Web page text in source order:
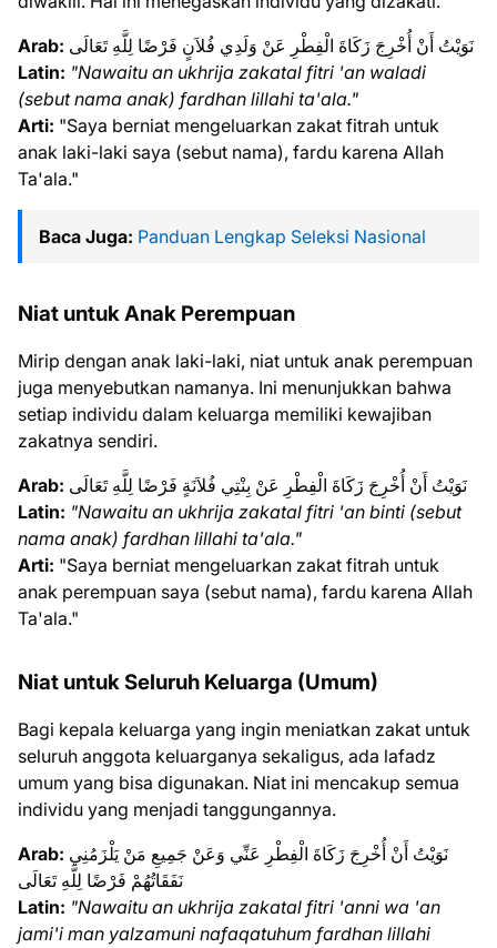
Arab: نَوَيْتُ أَنْ أُخْرِجَ زَكَاةَ الْفِطْرِ عَنْ وَلَدِي فُلاَنٍ فَرْضًا لِلَّهِ تَعَالَى
Latin: "Nawaitu an ukhrija zakatal fitri 'an waladi
(sebut nama anak) fardhan lillahi ta'ala."
Arti: "Saya berniat mengeluarkan zakat fitrah untuk
anak laki-laki saya (sebut nama), fardu karena Allah
Ta'ala."
Baca Juga: Panduan Lengkap Seleksi Nasional
Niat untuk Anak Perempuan
Mirip dengan anak laki-laki, niat untuk anak perempuan
juga menyebutkan namanya. Ini menunjukkan bahwa
setiap individu dalam keluarga memiliki kewajiban
zakatnya sendiri.
Arab: نَوَيْتُ أَنْ أُخْرِجَ زَكَاةَ الْفِطْرِ عَنْ بِنْتِي فُلاَنَةٍ فَرْضًا لِلَّهِ تَعَالَى
Latin: "Nawaitu an ukhrija zakatal fitri 'an binti (sebut
nama anak) fardhan lillahi ta'ala."
Arti: "Saya berniat mengeluarkan zakat fitrah untuk
anak perempuan saya (sebut nama), fardu karena Allah
Ta'ala."
Niat untuk Seluruh Keluarga (Umum)
Bagi kepala keluarga yang ingin meniatkan zakat untuk
seluruh anggota keluarganya sekaligus, ada lafadz
umum yang bisa digunakan. Niat ini mencakup semua
individu yang menjadi tanggungannya.
Arab:
نَفَقَاتُهُمْ فَرْضًا لِلَّهِ تَعَالَى
Latin: "Nawaitu an ukhrija zakatal fitri 'anni wa 'an
jami'i man yalzamuni nafaqatuhum fardhan lillahi